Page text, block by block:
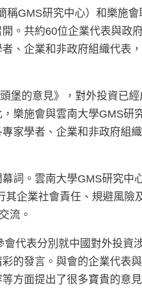
稱GMS研究中心）和樂施會
。共約60位企業代表與政
、企業和非政府組織代表
堡的意見》，對外投資已
樂施會與雲南大學GMS研
家學者、企業和非政府組
詞。雲南大學GMS研究中
企業社會責任、規避風險
流。
代表分別就中國對外投資
的發言。與會的企業代表
方面提出了很多寶貴的意